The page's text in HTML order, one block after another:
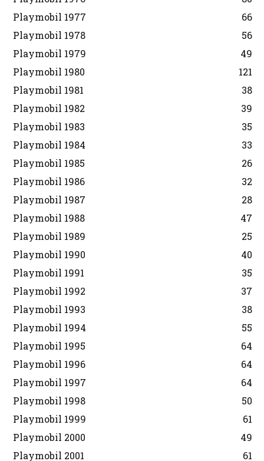
Playmobil 1977
66
Playmobil 1978
56
Playmobil 1979
49
Playmobil 1980
121
Playmobil 1981
38
Playmobil 1982
39
Playmobil 1983
35
Playmobil 1984
33
Playmobil 1985
26
Playmobil 1986
32
Playmobil 1987
28
Playmobil 1988
47
Playmobil 1989
25
Playmobil 1990
40
Playmobil 1991
35
Playmobil 1992
37
Playmobil 1993
38
Playmobil 1994
55
Playmobil 1995
64
Playmobil 1996
64
Playmobil 1997
64
Playmobil 1998
50
Playmobil 1999
61
Playmobil 2000
49
Playmobil 2001
61